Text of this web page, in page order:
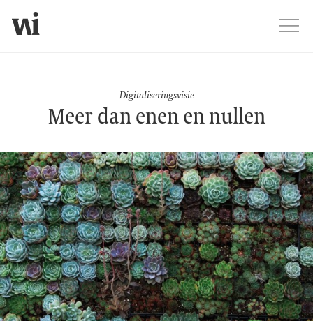
Digitaliseringsvisie
Digitaliseringsvisie
Meer dan enen en nullen